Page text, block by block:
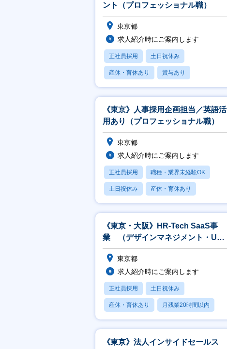
ント（プロフェッショナル職）
東京都
求人紹介時にご案内します
正社員採用 土日祝休み
産休・育休あり 賞与あり
フレックス
《東京》人事採用企画担当／英語活
用あり（プロフェッショナル職）
東京都
求人紹介時にご案内します
正社員採用 職種・業界未経験OK
土日祝休み 産休・育休あり
賞与あり
《東京・大阪》HR-Tech SaaS事
業 （デザインマネジメント・UX
戦略）プロダクトマネージャー
東京都
求人紹介時にご案内します
正社員採用 土日祝休み
産休・育休あり 月残業20時間以内
賞与あり
《東京》法人インサイドセールス